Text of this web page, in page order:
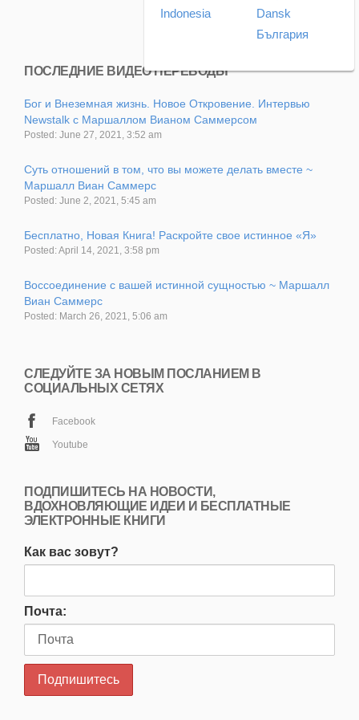
Indonesia
Dansk
България
ПОСЛЕДНИЕ ВИДЕО ПЕРЕВОДЫ
Бог и Внеземная жизнь. Новое Откровение. Интервью
Newstalk с Маршаллом Вианом Саммерсом
Posted: June 27, 2021, 3:52 am
Суть отношений в том, что вы можете делать вместе ~
Маршалл Виан Саммерс
Posted: June 2, 2021, 5:45 am
Бесплатно, Новая Книга! Раскройте свое истинное «Я»
Posted: April 14, 2021, 3:58 pm
Воссоединение с вашей истинной сущностью ~ Маршалл
Виан Саммерс
Posted: March 26, 2021, 5:06 am
СЛЕДУЙТЕ ЗА НОВЫМ ПОСЛАНИЕМ В
СОЦИАЛЬНЫХ СЕТЯХ
Facebook
Youtube
ПОДПИШИТЕСЬ НА НОВОСТИ,
ВДОХНОВЛЯЮЩИЕ ИДЕИ И БЕСПЛАТНЫЕ
ЭЛЕКТРОННЫЕ КНИГИ
Как вас зовут?
Почта: